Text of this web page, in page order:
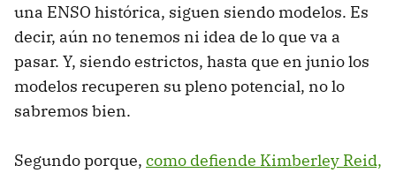
una ENSO histórica, siguen siendo modelos. Es
decir, aún no tenemos ni idea de lo que va a
pasar. Y, siendo estrictos, hasta que en junio los
modelos recuperen su pleno potencial, no lo
sabremos bien.
Segundo porque, como defiende Kimberley Reid,